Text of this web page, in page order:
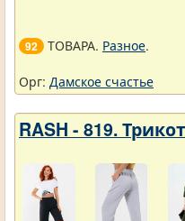
92 ТОВАРА. Разное.
Орг: Дамское счастье
RASH - 819.